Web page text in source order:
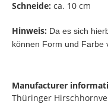
Schneide: ca. 10 cm
Hinweis: Da es sich
können Form und Farbe
Manufacturer
Thüringer